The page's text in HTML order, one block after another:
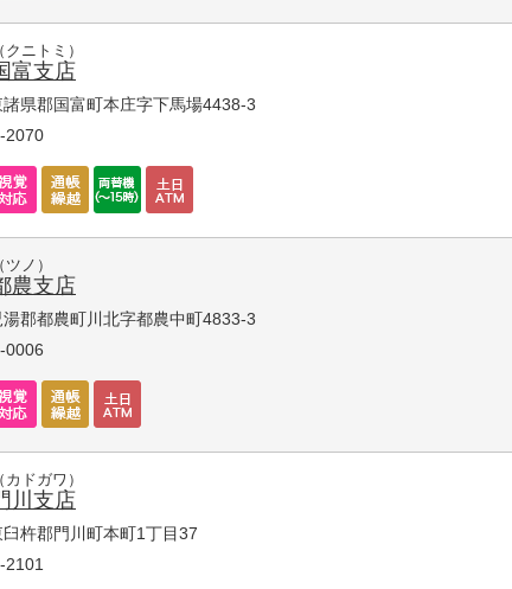
（クニトミ）
富支店
県郡国富町本庄字下馬場4438-3
2070
（ツノ）
農支店
郡都農町川北字都農中町4833-3
0006
（カドガワ）
川支店
杵郡門川町本町1丁目37